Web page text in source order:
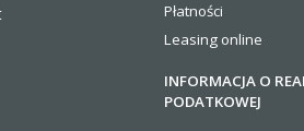
Płatności
Leasing online
INFORMACJA O
PODATKOWEJ